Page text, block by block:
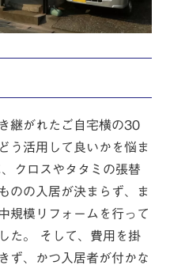
継がれたご自宅横の30
う活用して良いかを悩ま
クロスやタタミの張替
のの入居が決まらず、ま
規模リフォームを行って
た。 そして、費用を掛
ず、かつ入居者が付かな